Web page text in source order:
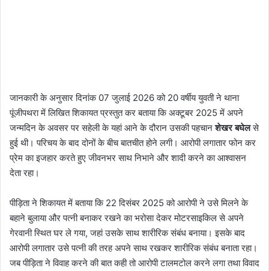
जानकारी के अनुसार दिनांक 07 जुलाई 2026 को 20 वर्षीय युवती ने थाना
पूंजीपथरा में लिखित शिकायत प्रस्तुत कर बताया कि अक्टूबर 2025 में अपने
जन्मदिन के अवसर पर सहेली के यहां आने के दौरान उसकी पहचानशेखर बघेलसे
हुई थी। परिचय के बाद दोनों के बीच बातचीत होने लगी। आरोपी लगातार फोन कर
प्रेम का इजहार करते हुए जीवनभर साथ निभाने और शादी करने का आश्वासन
देता रहा।
पीड़िता ने शिकायत में बताया कि 22 दिसंबर 2025 को आरोपी ने उसे मिलने के
बहाने बुलाया और पत्नी बनाकर रखने का भरोसा देकर मोटरसाइकिल से अपने
गेरवानी स्थित घर ले गया, जहां उसके साथ शारीरिक संबंध बनाया। इसके बाद
आरोपी लगातार उसे पत्नी की तरह अपने साथ रखकर शारीरिक संबंध बनाता रहा।
जब पीड़िता ने विवाह करने की बात कही तो आरोपी टालमटोल करने लगा तथा विवाद